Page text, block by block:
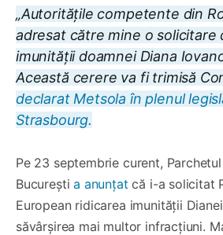
„Autoritățile competente din
adresat către mine o solicitare
imunității doamnei Diana
Această cerere va fi trimisă
declarat Metsola în plenul
Strasbourg.
Pe 23 septembrie curent,
Bucureștia anunțat că i-a solicitat
European ridicarea imunității
săvârșirea mai multor infracțiuni.